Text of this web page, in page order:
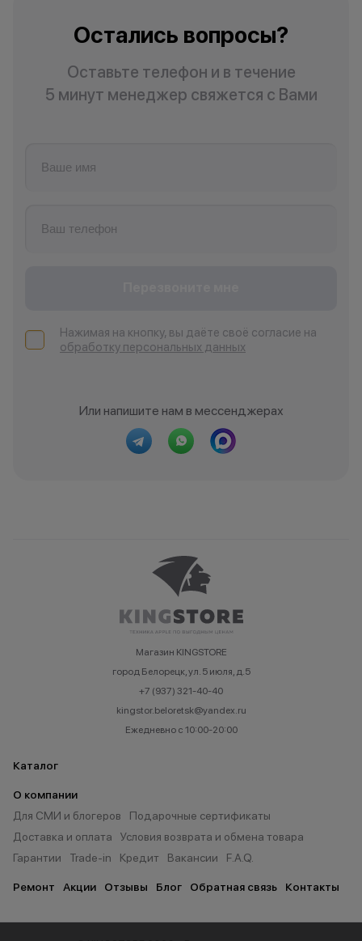
Остались вопросы?
Оставьте телефон и в течение
5 минут менеджер свяжется с Вами
Нажимая на кнопку, вы даёте своё согласие на
обработку персональных данных
Или напишите нам в мессенджерах
Магазин KINGSTORE
город Белорецк, ул. 5 июля, д.5
+7 (937) 321-40-40
kingstor.beloretsk@yandex.ru
Ежедневно с 10:00-20:00
Каталог
О компании
Для СМИ и блогеров
Подарочные сертификаты
Доставка и оплата
Условия возврата и обмена товара
Гарантии
Trade-in Кредит Вакансии F.A.Q.
Ремонт Акции Отзывы Блог Обратная связь Контакты